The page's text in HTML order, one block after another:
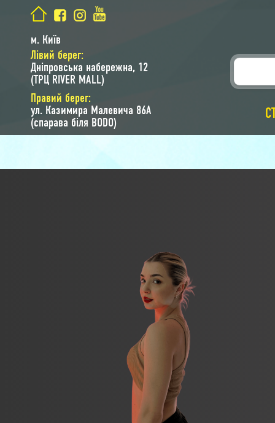
м. Київ
Лівий берег:
Дніпровська набережна, 12
(ТРЦ RIVER MALL)
Правий берег:
ул. Казимира Малевича 86A
(спарава біля BODO)